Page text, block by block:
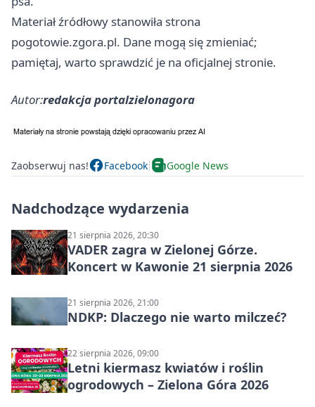
Materiał źródłowy stanowiła strona
pogotowie.zgora.pl. Dane mogą się zmieniać;
pamiętaj, warto sprawdzić je na oficjalnej stronie.
Autor:redakcja portalzielonagora
Zaobserwuj nas! Facebook Google News
Nadchodzące wydarzenia
21 sierpnia 2026, 20:30
VADER zagra w Zielonej Górze.
Koncert w Kawonie 21 sierpnia 2026
21 sierpnia 2026, 21:00
NDKP: Dlaczego nie warto milczeć?
22 sierpnia 2026, 09:00
Letni kiermasz kwiatów i roślin
ogrodowych – Zielona Góra 2026